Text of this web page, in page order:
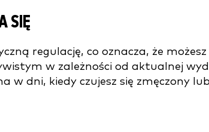
SIĘ
regulację, co oznacza, że
w zależności od aktualnej
w dni, kiedy czujesz się zmęczony